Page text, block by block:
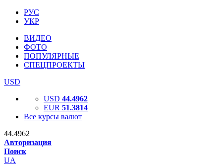
РУС
УКР
ВИДЕО
ФОТО
ПОПУЛЯРНЫЕ
СПЕЦПРОЕКТЫ
USD
USD 44.4962
EUR 51.3814
Все курсы валют
44.4962
Авторизация
Поиск
UA